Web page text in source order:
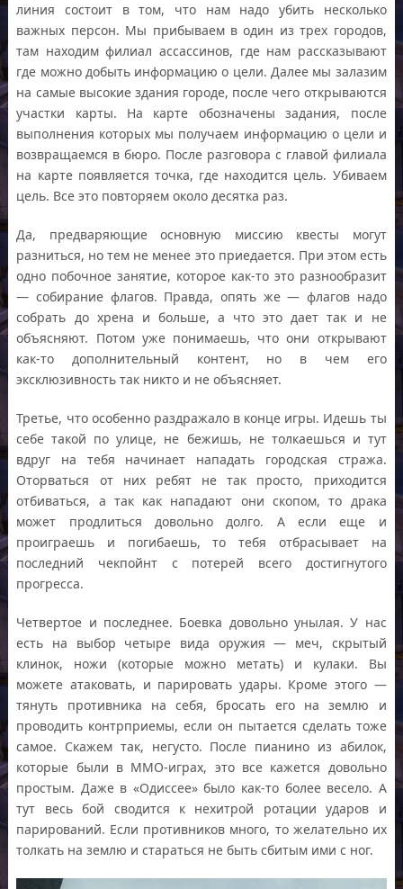
линия состоит в том, что нам надо убить несколько
важных персон. Мы прибываем в один из трех городов,
там находим филиал ассассинов, где нам рассказывают
где можно добыть информацию о цели. Далее мы залазим
на самые высокие здания городе, после чего открываются
участки карты. На карте обозначены задания, после
выполнения которых мы получаем информацию о цели и
возвращаемся в бюро. После разговора с главой филиала
на карте появляется точка, где находится цель. Убиваем
цель. Все это повторяем около десятка раз.
Да, предваряющие основную миссию квесты могут
разниться, но тем не менее это приедается. При этом есть
одно побочное занятие, которое как-то это разнообразит
— собирание флагов. Правда, опять же — флагов надо
собрать до хрена и больше, а что это дает так и не
объясняют. Потом уже понимаешь, что они открывают
как-то дополнительный контент, но в чем его
эксклюзивность так никто и не объясняет.
Третье, что особенно раздражало в конце игры. Идешь ты
себе такой по улице, не бежишь, не толкаешься и тут
вдруг на тебя начинает нападать городская стража.
Оторваться от них ребят не так просто, приходится
отбиваться, а так как нападают они скопом, то драка
может продлиться довольно долго. А если еще и
проиграешь и погибаешь, то тебя отбрасывает на
последний чекпойнт с потерей всего достигнутого
прогресса.
Четвертое и последнее. Боевка довольно унылая. У нас
есть на выбор четыре вида оружия — меч, скрытый
клинок, ножи (которые можно метать) и кулаки. Вы
можете атаковать, и парировать удары. Кроме этого —
тянуть противника на себя, бросать его на землю и
проводить контрприемы, если он пытается сделать тоже
самое. Скажем так, негусто. После пианино из абилок,
которые были в ММО-играх, это все кажется довольно
простым. Даже в «Одиссее» было как-то более весело. А
тут весь бой сводится к нехитрой ротации ударов и
парирований. Если противников много, то желательно их
толкать на землю и стараться не быть сбитым ими с ног.